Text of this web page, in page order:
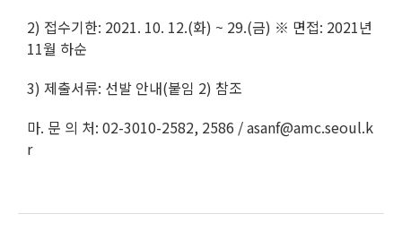
2) 접수기한: 2021. 10. 12.(화) ~ 29.(금) ※ 면접: 2021년
11월 하순
3) 제출서류: 선발 안내(붙임 2) 참조
마. 문 의 처: 02-3010-2582, 2586 / asanf@amc.seoul.k
r